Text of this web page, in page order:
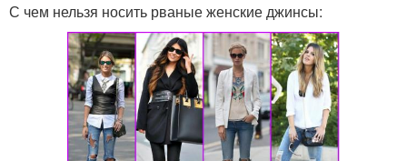
С чем нельзя носить рваные женские джинсы: